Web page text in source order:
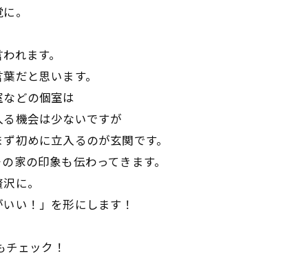
。
れます。
だと思います。
どの個室は
機会は少ないですが
初めに立入るのが玄関です。
家の印象も伝わってきます。
に。
い！」を形にします！
チェック！